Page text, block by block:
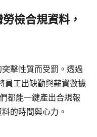
檢合規資料，
擊性質而受罰。透過
員工出缺勤與薪資數據
都能一鍵產出合規報
的時間與心力。